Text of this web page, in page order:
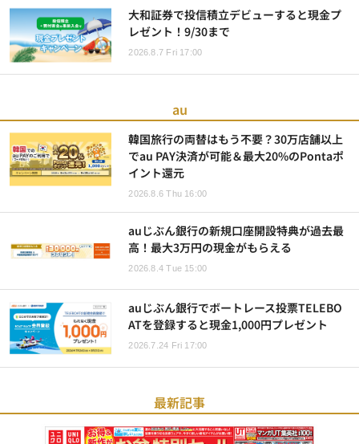
大和証券で投信積立デビューすると現金プ
レゼント！9/30まで
2026.8.7 Fri 17:00
au
韓国旅行の両替はもう不要？30万店舗以上
でau PAY決済が可能＆最大20%のPontaポ
イント還元
2026.8.6 Thu 16:00
auじぶん銀行の新規口座開設特典が過去最
高！最大3万円の現金がもらえる
2026.8.4 Tue 15:00
auじぶん銀行でボートレース投票TELEBO
ATを登録すると現金1,000円プレゼント
2026.7.24 Fri 17:00
最新記事